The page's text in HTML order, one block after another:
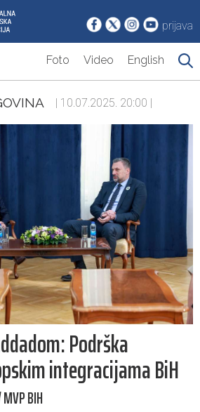
prijava
Foto Video English
| 10.07.2025. 20:00 |
Podrška
integracijama BiH
BIH